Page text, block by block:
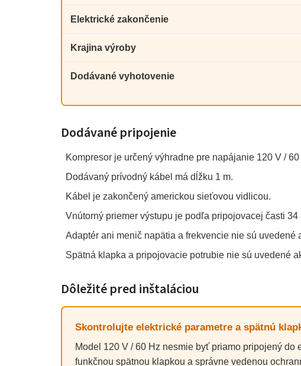
Elektrické zakončenie
Krajina výroby
Dodávané vyhotovenie
Dodávané pripojenie
Kompresor je určený výhradne pre napájanie 120 V / 60
Dodávaný prívodný kábel má dĺžku 1 m.
Kábel je zakončený americkou sieťovou vidlicou.
Vnútorný priemer výstupu je podľa pripojovacej časti 34
Adaptér ani menič napätia a frekvencie nie sú uvedené
Spätná klapka a pripojovacie potrubie nie sú uvedené
Dôležité pred inštaláciou
Skontrolujte elektrické parametre a spätnú
Model 120 V / 60 Hz nesmie byť priamo pripojený
funkčnou spätnou klapkou a správne vedenou